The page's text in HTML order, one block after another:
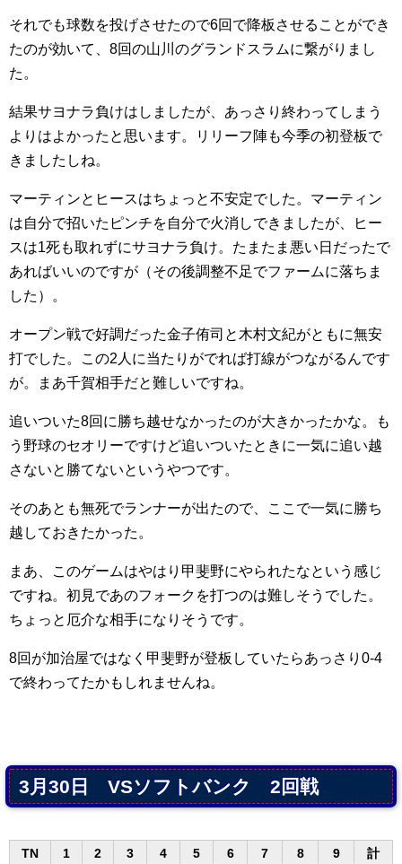
それでも球数を投げさせたので6回で降板させることができ
たのが効いて、8回の山川のグランドスラムに繋がりまし
た。
結果サヨナラ負けはしましたが、あっさり終わってしまう
よりはよかったと思います。リリーフ陣も今季の初登板で
きましたしね。
マーティンとヒースはちょっと不安定でした。マーティン
は自分で招いたピンチを自分で火消しできましたが、ヒー
スは1死も取れずにサヨナラ負け。たまたま悪い日だったで
あればいいのですが（その後調整不足でファームに落ちま
した）。
オープン戦で好調だった金子侑司と木村文紀がともに無安
打でした。この2人に当たりがでれば打線がつながるんです
が。まあ千賀相手だと難しいですね。
追いついた8回に勝ち越せなかったのが大きかったかな。も
う野球のセオリーですけど追いついたときに一気に追い越
さないと勝てないというやつです。
そのあとも無死でランナーが出たので、ここで一気に勝ち
越しておきたかった。
まあ、このゲームはやはり甲斐野にやられたなという感じ
ですね。初見であのフォークを打つのは難しそうでした。
ちょっと厄介な相手になりそうです。
8回が加治屋ではなく甲斐野が登板していたらあっさり0-4
で終わってたかもしれませんね。
3月30日 VSソフトバンク 2回戦
TN 1 2 3 4 5 6 7 8 9 計